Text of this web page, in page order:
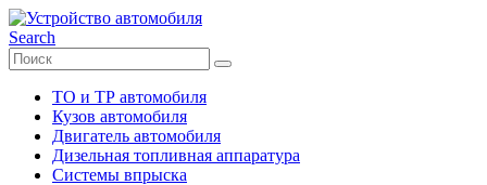
Search
ТО и ТР автомобиля
Кузов автомобиля
Двигатель автомобиля
Дизельная топливная аппаратура
Системы впрыска